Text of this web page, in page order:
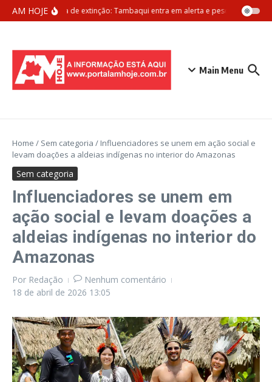
Ir para o conteúdo
AM HOJEAmeaça de extinção: Tambaqui entra em alerta e pesca pode ser
Main Menu
Home / Sem categoria / Influenciadores se unem em ação social e
levam doações a aldeias indígenas no interior do Amazonas
Sem categoria
Influenciadores se unem em
ação social e levam doações a
aldeias indígenas no interior do
Amazonas
Por Redação
Nenhum comentário
18 de abril de 2026 13:05